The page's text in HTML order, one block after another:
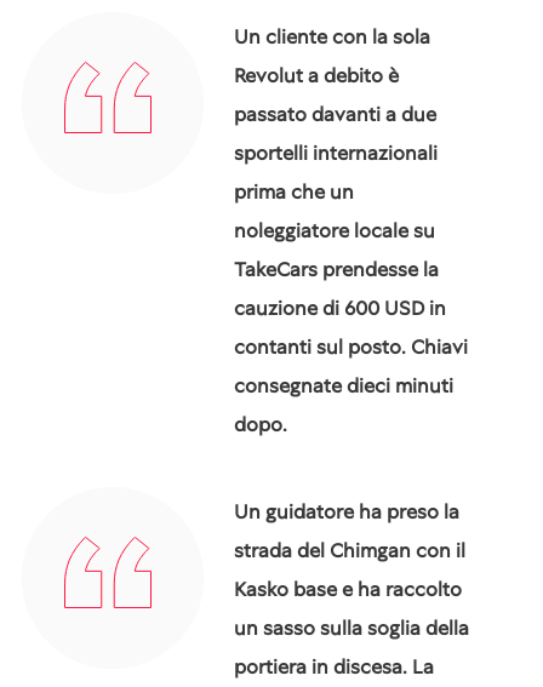
Un cliente con la sola
Revolut a debito è
passato davanti a due
sportelli internazionali
prima che un
noleggiatore locale su
TakeCars prendesse la
cauzione di 600 USD in
contanti sul posto. Chiavi
consegnate dieci minuti
dopo.
Un guidatore ha preso la
strada del Chimgan con il
Kasko base e ha raccolto
un sasso sulla soglia della
portiera in discesa. La